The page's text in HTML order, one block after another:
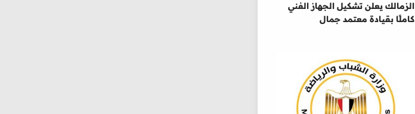
الزمالك يعلن تشكيل الجهاز الفني
كاملًا بقيادة معتمد جمال